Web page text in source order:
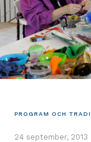
PROGRAM OCH
24 september, 2013